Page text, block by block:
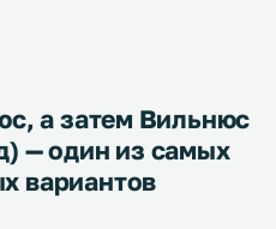
а затем Вильнюс
— один из самых
вариантов